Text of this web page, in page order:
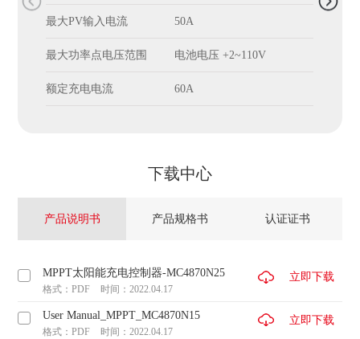
最大PV输入电流 50A
最大功率点电压范围 电池电压 +2~110V
额定充电电流 60A
下载中心
产品说明书 产品规格书 认证证书
MPPT太阳能充电控制器-MC4870N25
格式：PDF 时间：2022.04.17
立即下载
User Manual_MPPT_MC4870N15
格式：PDF 时间：2022.04.17
立即下载